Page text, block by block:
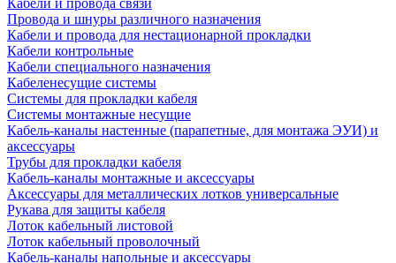
Кабели и провода связи
Провода и шнуры различного назначения
Кабели и провода для нестационарной прокладки
Кабели контрольные
Кабели специального назначения
Кабеленесущие системы
Системы для прокладки кабеля
Системы монтажные несущие
Кабель-каналы настенные (парапетные, для монтажа ЭУИ) и
аксессуары
Трубы для прокладки кабеля
Кабель-каналы монтажные и аксессуары
Аксессуары для металлических лотков универсальные
Рукава для защиты кабеля
Лоток кабельный листовой
Лоток кабельный проволочный
Кабель-каналы напольные и аксессуары